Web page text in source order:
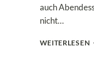
auch
nicht…
WEITERLESEN